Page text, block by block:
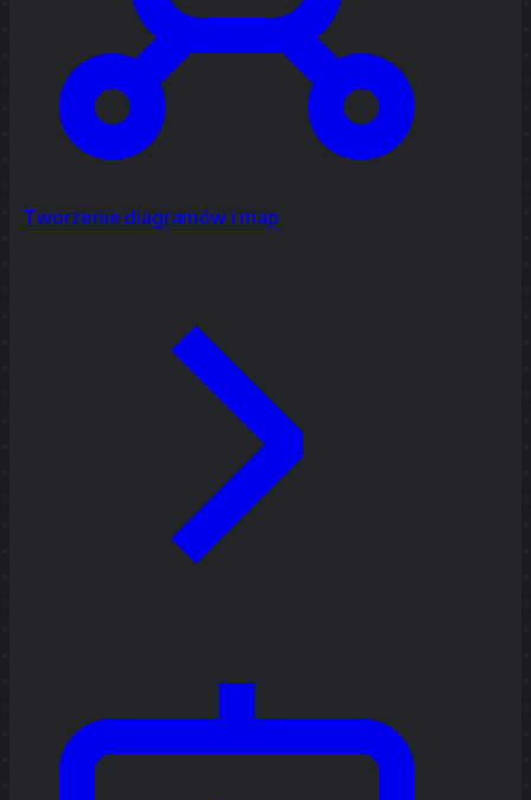
Tworzenie diagramów i map